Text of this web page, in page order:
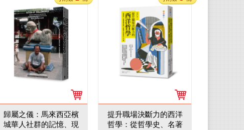
歸屬之儀：馬來西亞檳
城華人社群的記憶、現
提升職場決斷力的西洋
哲學：從哲學史、名著